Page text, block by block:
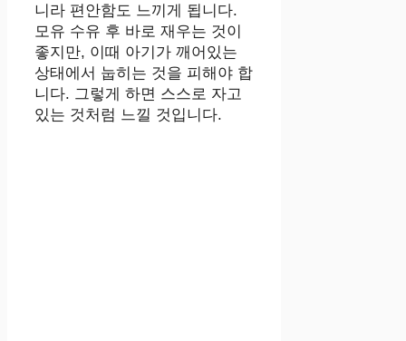
니라 편안함도 느끼게 됩니다.
모유 수유 후 바로 재우는 것이
좋지만, 이때 아기가 깨어있는
상태에서 눕히는 것을 피해야 합
니다. 그렇게 하면 스스로 자고
있는 것처럼 느낄 것입니다.